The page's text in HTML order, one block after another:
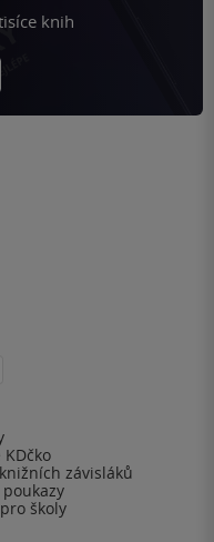
knih
závisláků
školy